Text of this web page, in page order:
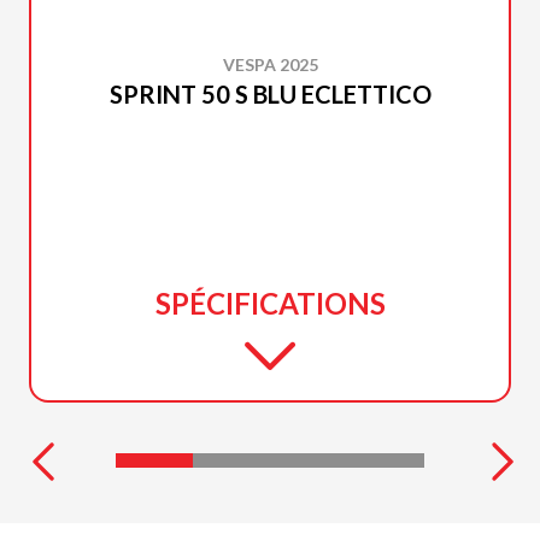
VESPA 2025
SPRINT 50 S BLU ECLETTICO
SPÉCIFICATIONS